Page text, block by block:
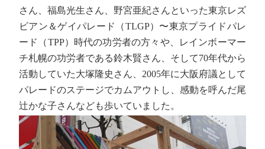
さん、福島光生さん、野宮亜紀さんといった東京レズ
ビアン＆ゲイパレード（TLGP）〜東京プライドパレ
ード（TPP）時代の功労者の方々や、レインボーマー
チ札幌の功労者である鈴木賢さん、そして70年代から
活動していた大塚隆史さん、2005年に大阪府議として
パレードのステージでカムアウトし、感動を呼んだ尾
辻かな子さんなども歩いていました。